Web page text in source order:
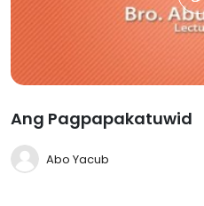
Ang Pagpapakatuwid
Abo Yacub